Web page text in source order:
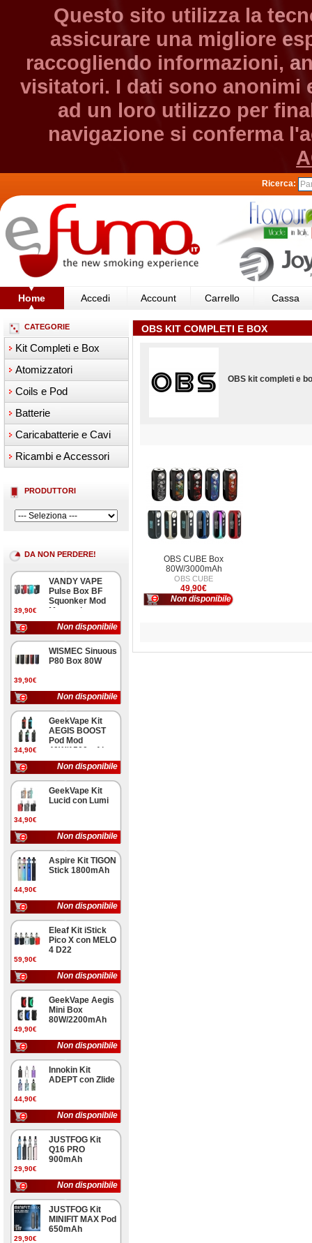
Questo sito utilizza la
assicurare una migliore
raccogliendo informazioni,
visitatori. I dati sono anonimi
ad un loro utilizzo per
navigazione si conferma
Ricerca:
Home Accedi Account Carrello Cassa
CATEGORIE
Kit Completi e Box
Atomizzatori
Coils e Pod
Batterie
Caricabatterie e Cavi
Ricambi e Accessori
PRODUTTORI
DA NON PERDERE!
39,90€
VANDY VAPE
Pulse Box BF
Squonker Mod
Meccanica
Non disponibile
39,90€
WISMEC Sinuous
P80 Box 80W
Non disponibile
34,90€
GeekVape Kit
AEGIS BOOST
Pod Mod
40W/1500mAh
Non disponibile
34,90€
GeekVape Kit
Lucid con Lumi
Non disponibile
44,90€
Aspire Kit TIGON
Stick 1800mAh
Non disponibile
59,90€
Eleaf Kit iStick
Pico X con MELO
4 D22
Non disponibile
49,90€
GeekVape Aegis
Mini Box
80W/2200mAh
Non disponibile
44,90€
Innokin Kit
ADEPT con Zlide
Non disponibile
29,90€
JUSTFOG Kit
Q16 PRO
900mAh
Non disponibile
29,90€
JUSTFOG Kit
MINIFIT MAX Pod
650mAh
OBS KIT COMPLETI E BOX
OBS kit completi e
OBS CUBE Box
80W/3000mAh
OBS CUBE
49,90€
Non disponibile